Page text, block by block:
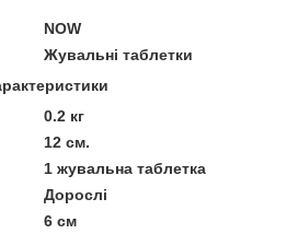
NOW
Жувальні таблетки
0.2 кг
12 см.
1 жувальна таблетка
Дорослі
6 см